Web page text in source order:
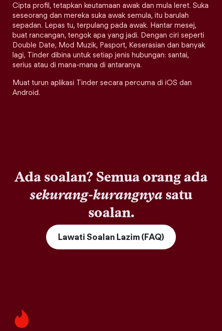
Cipta profil, tetapkan keutamaan awak dan mula leret. Suka
seseorang dan mereka suka awak semula, itu barulah
sepadan. Lepas tu, terpulang pada awak. Hantar mesej,
buat rancangan, tengok apa yang jadi. Dengan ciri seperti
Double Date, Mod Muzik, Pasport, Keserasian dan banyak
lagi, Tinder dibina untuk setiap jenis hubungan: santai,
serius atau di mana-mana di antaranya.
Muat turun aplikasi Tinder secara percuma di iOS dan
Android.
Ada soalan? Semua orang ada
sekurang-kurangnya satu
soalan.
Lawati Soalan Lazim (FAQ)